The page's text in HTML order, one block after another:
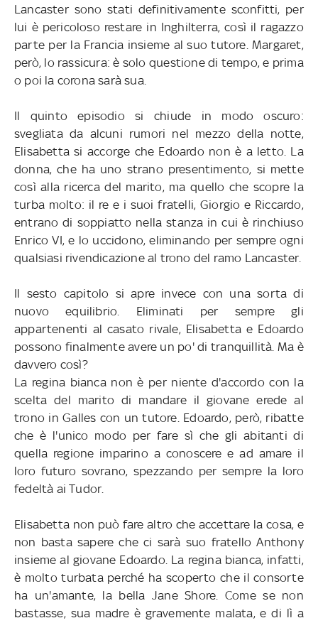
Lancaster sono stati definitivamente sconfitti, per
lui è pericoloso restare in Inghilterra, così il ragazzo
parte per la Francia insieme al suo tutore. Margaret,
però, lo rassicura: è solo questione di tempo, e prima
o poi la corona sarà sua.
Il quinto episodio si chiude in modo oscuro:
svegliata da alcuni rumori nel mezzo della notte,
Elisabetta si accorge che Edoardo non è a letto. La
donna, che ha uno strano presentimento, si mette
così alla ricerca del marito, ma quello che scopre la
turba molto: il re e i suoi fratelli, Giorgio e Riccardo,
entrano di soppiatto nella stanza in cui è rinchiuso
Enrico VI, e lo uccidono, eliminando per sempre ogni
qualsiasi rivendicazione al trono del ramo Lancaster.
Il sesto capitolo si apre invece con una sorta di
nuovo equilibrio. Eliminati per sempre gli
appartenenti al casato rivale, Elisabetta e Edoardo
possono finalmente avere un po' di tranquillità. Ma è
davvero così?
La regina bianca non è per niente d'accordo con la
scelta del marito di mandare il giovane erede al
trono in Galles con un tutore. Edoardo, però, ribatte
che è l'unico modo per fare sì che gli abitanti di
quella regione imparino a conoscere e ad amare il
loro futuro sovrano, spezzando per sempre la loro
fedeltà ai Tudor.
Elisabetta non può fare altro che accettare la cosa, e
non basta sapere che ci sarà suo fratello Anthony
insieme al giovane Edoardo. La regina bianca, infatti,
è molto turbata perché ha scoperto che il consorte
ha un'amante, la bella Jane Shore. Come se non
bastasse, sua madre è gravemente malata, e di lì a